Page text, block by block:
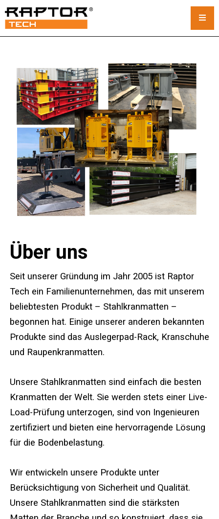
Standardmatten
Maßgefertigte Kranmatten
Raupenkranmatten
Vermietung von Kranmatten
Rack- und Stapelsystem
Auslegerpolster
Premium-Auslegerpolster
Area Plus Auslegerauflagen
Magnetische Auslegerpolster
Zehenblockierung
Kran-Schuh
Modulare Ständer und Hebeböcke
Ausleger-Pad-Gestell
Tabelle zur Dimensionierung von Kranmatten
Kranbibliothek
Über uns
Seit unserer Gründung im Jahr 2005 ist Raptor
Tech ein Familienunternehmen, das mit unserem
beliebtesten Produkt – Stahlkranmatten –
begonnen hat. Einige unserer anderen bekannten
Produkte sind das Auslegerpad-Rack, Kranschuhe
und Raupenkranmatten.
Unsere Stahlkranmatten sind einfach die besten
Kranmatten der Welt. Sie werden stets einer Live-
Load-Prüfung unterzogen, sind von Ingenieuren
zertifiziert und bieten eine hervorragende Lösung
für die Bodenbelastung.
Wir entwickeln unsere Produkte unter
Berücksichtigung von Sicherheit und Qualität.
Unsere Stahlkranmatten sind die stärksten